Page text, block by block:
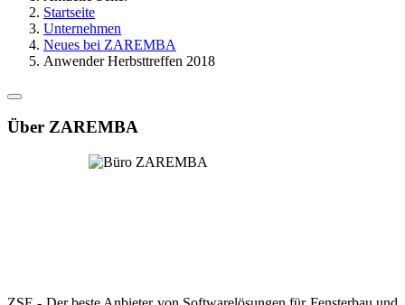
Startseite
Unternehmen
Neues bei ZAREMBA
Anwender Herbsttreffen 2018
Über ZAREMBA